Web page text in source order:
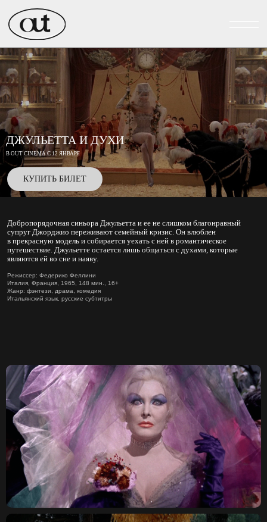
ДЖУЛЬЕТТА И ДУХИ
В OUT CINEMA С 12 ЯНВАРЯ
КУПИТЬ БИЛЕТ
Добропорядочная синьора Джульетта и ее не слишком благонравный
супруг Джорджио переживают семейный кризис. Он влюблен
в прекрасную модель и собирается уехать с ней в романтическое
путешествие. Джульетте остается лишь общаться с духами, которые
являются ей во сне и наяву.
Режиссер: Федерико Феллини
Италия, Франция, 1965, 148 мин., 16+
Жанр: фэнтези, драма, комедия
Итальянский язык, русские субтитры